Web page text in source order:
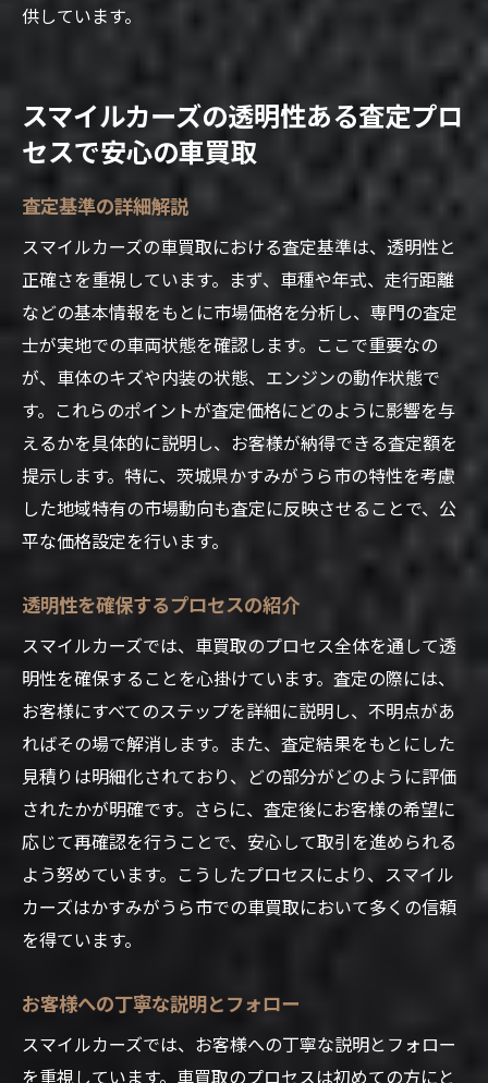
供しています。
スマイルカーズの透明性ある査定プロ
セスで安心の車買取
査定基準の詳細解説
スマイルカーズの車買取における査定基準は、透明性と
正確さを重視しています。まず、車種や年式、走行距離
などの基本情報をもとに市場価格を分析し、専門の査定
士が実地での車両状態を確認します。ここで重要なの
が、車体のキズや内装の状態、エンジンの動作状態で
す。これらのポイントが査定価格にどのように影響を与
えるかを具体的に説明し、お客様が納得できる査定額を
提示します。特に、茨城県かすみがうら市の特性を考慮
した地域特有の市場動向も査定に反映させることで、公
平な価格設定を行います。
透明性を確保するプロセスの紹介
スマイルカーズでは、車買取のプロセス全体を通して透
明性を確保することを心掛けています。査定の際には、
お客様にすべてのステップを詳細に説明し、不明点があ
ればその場で解消します。また、査定結果をもとにした
見積りは明細化されており、どの部分がどのように評価
されたかが明確です。さらに、査定後にお客様の希望に
応じて再確認を行うことで、安心して取引を進められる
よう努めています。こうしたプロセスにより、スマイル
カーズはかすみがうら市での車買取において多くの信頼
を得ています。
お客様への丁寧な説明とフォロー
スマイルカーズでは、お客様への丁寧な説明とフォロー
を重視しています。車買取のプロセスは初めての方にと